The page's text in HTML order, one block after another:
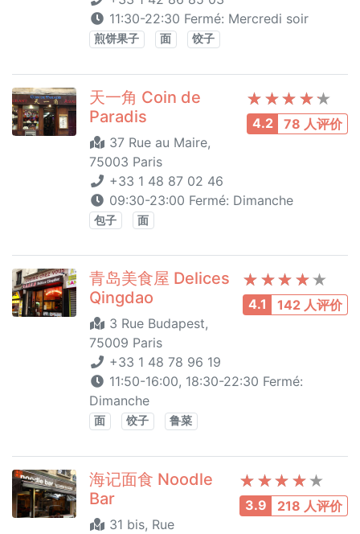
11:30-22:30 Fermé: Mercredi soir
煎饼果子 面 饺子
4.2 78 人评价
天一角 Coin de
Paradis
37 Rue au Maire,
75003 Paris
+33 1 48 87 02 46
09:30-23:00 Fermé: Dimanche
包子 面
4.1 142 人评价
青岛美食屋 Delices
Qingdao
3 Rue Budapest,
75009 Paris
+33 1 48 78 96 19
11:50-16:00, 18:30-22:30 Fermé:
Dimanche
面 饺子 鲁菜
3.9 218 人评价
海记面食 Noodle
Bar
31 bis, Rue